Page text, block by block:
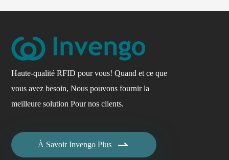
Haute-qualité RFID pour vous! Quand et ce que
vous avez besoin, Nous pouvons fournir la
meilleure solution Pour nos clients.
À Savoir Invengo Plus 